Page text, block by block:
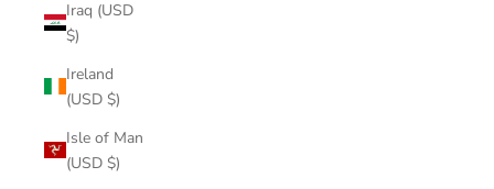
Iraq (USD
$)
Ireland
(USD $)
Isle of Man
(USD $)